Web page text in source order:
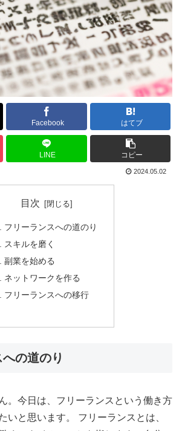
Facebook はてブ
LINE コピー
2024.05.02
目次
フリーランスへの道のり
スキルを磨く
副業を始める
ネットワークを作る
フリーランスへの移行
の道のり
。今日は、フリーランスという働き方
いと思います。 フリーランスとは、